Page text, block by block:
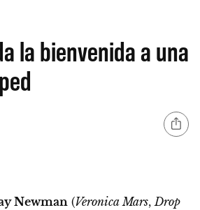
la bienvenida a una
Newman (Veronica Mars,Drop